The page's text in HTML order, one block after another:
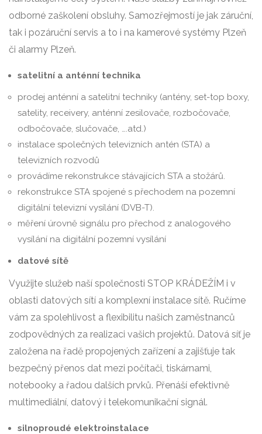
odborné zaškolení obsluhy. Samozřejmostí je jak záruční,
tak i pozáruční servis a to i na kamerové systémy Plzeň
či alarmy Plzeň.
satelitní a anténní technika
prodej anténní a satelitní techniky (antény, set-top boxy,
satelity, receivery, anténní zesilovače, rozbočovače,
odbočovače, slučovače, ….atd.)
instalace společných televizních antén (STA) a
televizních rozvodů
provádíme rekonstrukce stávajících STA a stožárů.
rekonstrukce STA spojené s přechodem na pozemní
digitální televizní vysílání (DVB-T).
měření úrovně signálu pro přechod z analogového
vysílání na digitální pozemní vysílání
datové sítě
Využijte služeb naší společnosti STOP KRÁDEŽÍM i v
oblasti datových sítí a komplexní instalace sítě. Ručíme
vám za spolehlivost a flexibilitu našich zaměstnanců
zodpovědných za realizaci vašich projektů. Datová síť je
založena na řadě propojených zařízení a zajišťuje tak
bezpečný přenos dat mezi počítači, tiskárnami,
notebooky a řadou dalších prvků. Přenáší efektivně
multimediální, datový i telekomunikační signál.
silnoproudé elektroinstalace